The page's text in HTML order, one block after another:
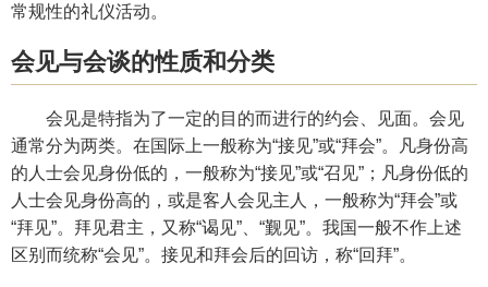
常规性的礼仪活动。
会见与会谈的性质和分类
会见是特指为了一定的目的而进行的约会、见面。会见
通常分为两类。在国际上一般称为“接见”或“拜会”。凡身份高
的人士会见身份低的，一般称为“接见”或“召见”；凡身份低的
人士会见身份高的，或是客人会见主人，一般称为“拜会”或
“拜见”。拜见君主，又称“谒见”、“觐见”。我国一般不作上述
区别而统称“会见”。接见和拜会后的回访，称“回拜”。